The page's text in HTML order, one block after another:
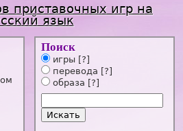
приставочных игр на
язык
Поиск
игры [?]
перевода [?]
образа [?]